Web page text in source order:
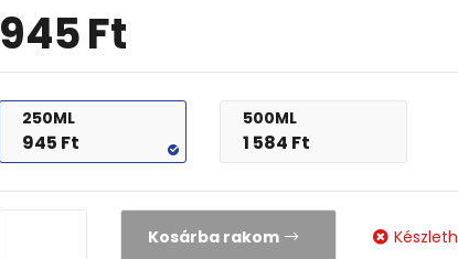
945Ft
250ML
945 Ft
500ML
1 584 Ft
Kosárba rakom